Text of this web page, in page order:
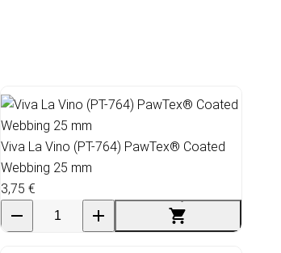
Viva La Vino (PT-764) PawTex® Coated
Webbing 25 mm
3,75 €